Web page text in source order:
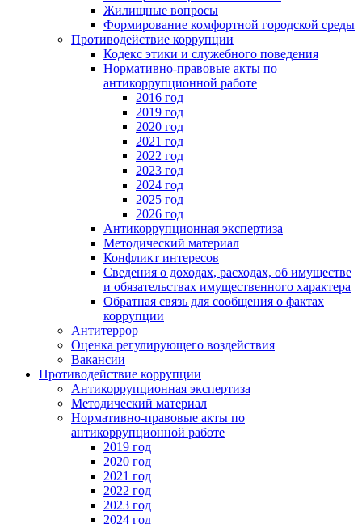
Жилищные вопросы
Формирование комфортной городской среды
Противодействие коррупции
Кодекс этики и служебного поведения
Нормативно-правовые акты по
антикоррупционной работе
2016 год
2019 год
2020 год
2021 год
2022 год
2023 год
2024 год
2025 год
2026 год
Антикоррупционная экспертиза
Методический материал
Конфликт интересов
Сведения о доходах, расходах, об имуществе
и обязательствах имущественного характера
Обратная связь для сообщения о фактах
коррупции
Антитеррор
Оценка регулирующего воздействия
Вакансии
Противодействие коррупции
Антикоррупционная экспертиза
Методический материал
Нормативно-правовые акты по
антикоррупционной работе
2019 год
2020 год
2021 год
2022 год
2023 год
2024 год